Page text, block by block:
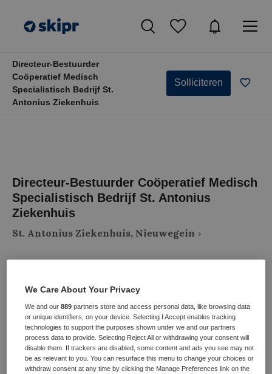
Directeur-Bestuurder
Coöperatief Medisch
Specialistisch Bedrijf St.
Antonius Ziekenhuis
Solliciteren
Directeur-Bestuurder Coöperatief Medisch
Specialistisch Bedrijf St. Antonius
Ziekenhuis
St. Antonius Ziekenhuis, Nieuwegein
VAKGEBIED
Zorgmanagement
FUNCTIE
Directeur
BRANCHE
Maatschap
AANSTELLING
Tijdelijk dienstverband
We Care About Your Privacy
We and our889 partners store and access personal data, like browsing data
or unique identifiers, on your device. Selecting I Accept enables tracking
technologies to support the purposes shown under we and our partners
process data to provide. Selecting Reject All or withdrawing your consent will
disable them. If trackers are disabled, some content and ads you see may not
be as relevant to you. You can resurface this menu to change your choices or
withdraw consent at any time by clicking the Manage Preferences link on the